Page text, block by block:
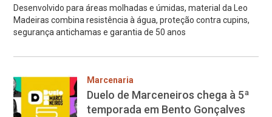
Desenvolvido para áreas molhadas e úmidas, material da Leo
Madeiras combina resistência à água, proteção contra cupins,
segurança antichamas e garantia de 50 anos
Marcenaria
Duelo de Marceneiros chega à 5ª
temporada em Bento Gonçalves